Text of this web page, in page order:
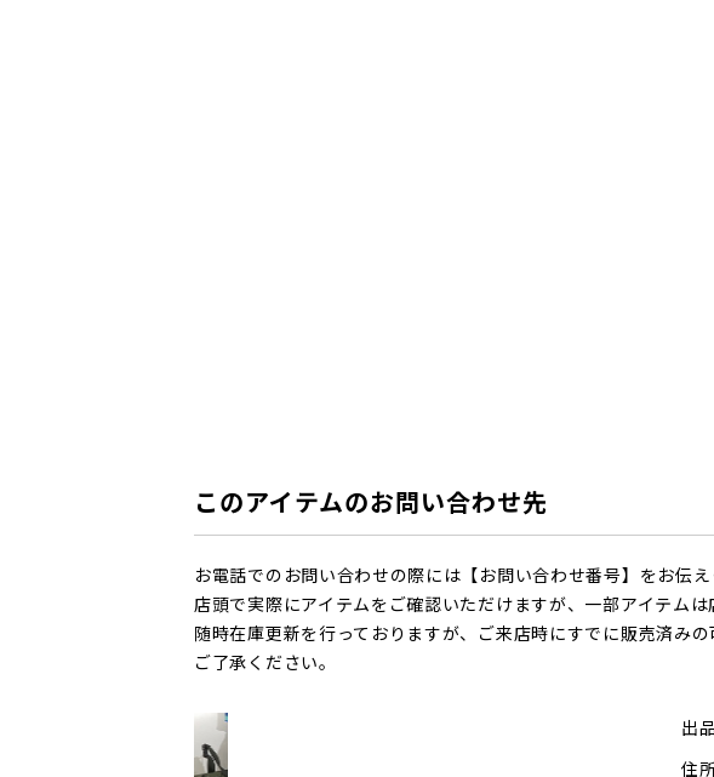
このアイテムのお問い合わせ先
お電話でのお問い合わせの際には【お問い合わせ番号】をお伝え
店頭で実際にアイテムをご確認いただけますが、一部アイテム
随時在庫更新を行っておりますが、ご来店時にすでに販売済み
ご了承ください。
出
住